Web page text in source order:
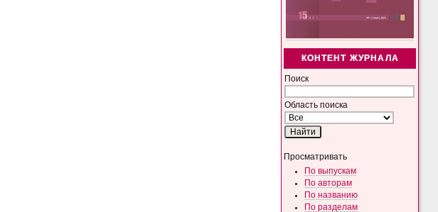
КОНТЕНТ ЖУРНАЛА
Поиск
Область поиска
Просматривать
По выпускам
По авторам
По названию
По разделам